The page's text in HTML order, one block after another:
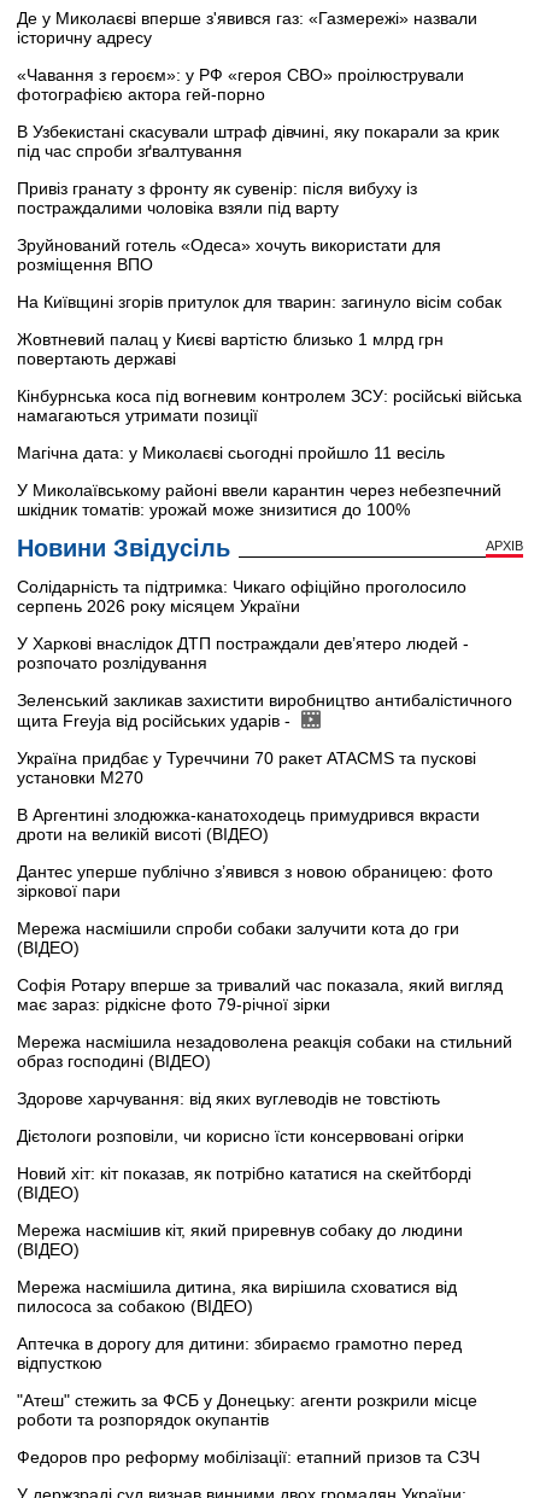
Де у Миколаєві вперше з'явився газ: «Газмережі» назвали
історичну адресу
«Чавання з героєм»: у РФ «героя СВО» проілюстрували
фотографією актора гей-порно
В Узбекистані скасували штраф дівчині, яку покарали за крик
під час спроби зґвалтування
Привіз гранату з фронту як сувенір: після вибуху із
постраждалими чоловіка взяли під варту
Зруйнований готель «Одеса» хочуть використати для
розміщення ВПО
На Київщині згорів притулок для тварин: загинуло вісім собак
Жовтневий палац у Києві вартістю близько 1 млрд грн
повертають державі
Кінбурнська коса під вогневим контролем ЗСУ: російські війська
намагаються утримати позиції
Магічна дата: у Миколаєві сьогодні пройшло 11 весіль
У Миколаївському районі ввели карантин через небезпечний
шкідник томатів: урожай може знизитися до 100%
Новини Звідусіль АРХІВ
Солідарність та підтримка: Чикаго офіційно проголосило
серпень 2026 року місяцем України
У Харкові внаслідок ДТП постраждали дев’ятеро людей -
розпочато розлідування
Зеленський закликав захистити виробництво антибалістичного
щита Freyja від російських ударів -
Україна придбає у Туреччини 70 ракет ATACMS та пускові
установки M270
В Аргентині злодюжка-канатоходець примудрився вкрасти
дроти на великій висоті (ВІДЕО)
Дантес уперше публічно з’явився з новою обраницею: фото
зіркової пари
Мережа насмішили спроби собаки залучити кота до гри
(ВІДЕО)
Софія Ротару вперше за тривалий час показала, який вигляд
має зараз: рідкісне фото 79-річної зірки
Мережа насмішила незадоволена реакція собаки на стильний
образ господині (ВІДЕО)
Здорове харчування: від яких вуглеводів не товстіють
Дієтологи розповіли, чи корисно їсти консервовані огірки
Новий хіт: кіт показав, як потрібно кататися на скейтборді
(ВІДЕО)
Мережа насмішив кіт, який приревнув собаку до людини
(ВІДЕО)
Мережа насмішила дитина, яка вирішила сховатися від
пилососа за собакою (ВІДЕО)
Аптечка в дорогу для дитини: збираємо грамотно перед
відпусткою
"Атеш" стежить за ФСБ у Донецьку: агенти розкрили місце
роботи та розпорядок окупантів
Федоров про реформу мобілізації: етапний призов та СЗЧ
У держзраді суд визнав винними двох громадян України: